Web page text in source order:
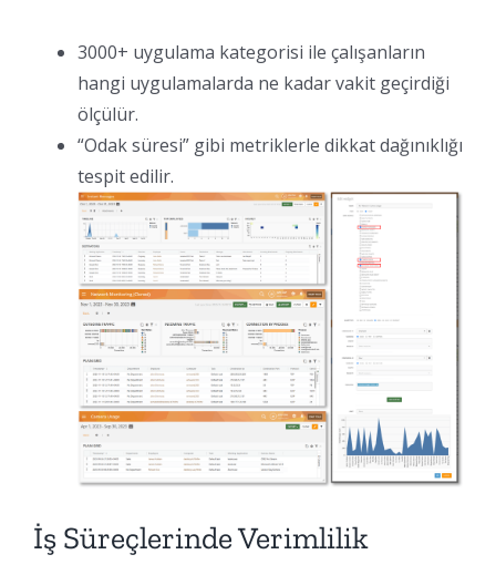
3000+ uygulama kategorisi ile çalışanların
hangi uygulamalarda ne kadar vakit geçirdiği
ölçülür.
“Odak süresi” gibi metriklerle dikkat dağınıklığı
tespit edilir.
İş Süreçlerinde Verimlilik